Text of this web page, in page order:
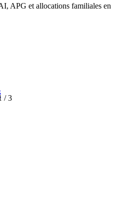
/3
APG et allocations familiales en